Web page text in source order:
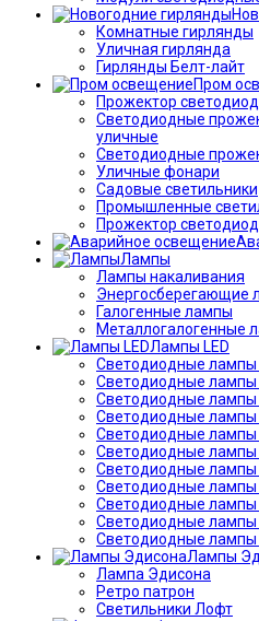
Комнатные гирлянды
Уличная гирлянда
Гирлянды Белт-лайт
Пром
Прожектор
Светодиодные
уличные
Светодиодные
Уличные фонари
Садовые светильники
Промышленные
Прожектор
Лампы
Лампы накаливания
Энергосберегающие
Галогенные лампы
Металлогалогенные
Лампы LED
Светодиодные лампы
Светодиодные лампы
Светодиодные лампы
Светодиодные лампы
Светодиодные лампы
Светодиодные лампы
Светодиодные лампы
Светодиодные лампы
Светодиодные лампы
Светодиодные лампы
Светодиодные лампы
Лампы
Лампа Эдисона
Ретро патрон
Светильники Лофт